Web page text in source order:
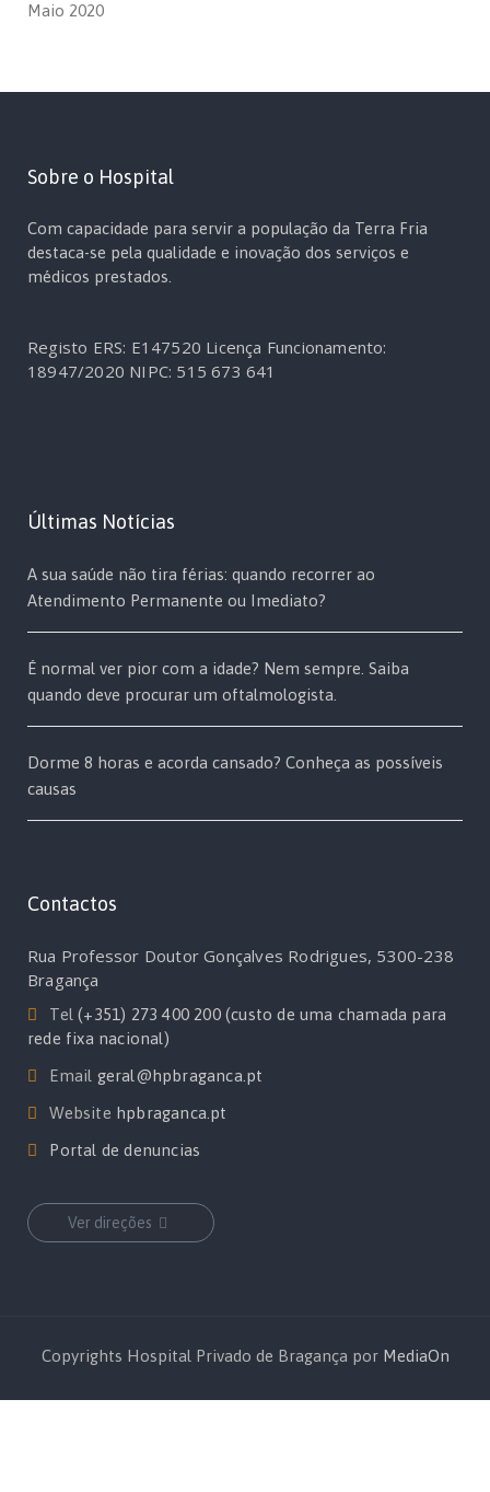
Maio 2020
Sobre o Hospital
Com capacidade para servir a população da Terra Fria
destaca-se pela qualidade e inovação dos serviços e
médicos prestados.
Registo ERS: E147520 Licença Funcionamento:
18947/2020 NIPC: 515 673 641
Últimas Notícias
A sua saúde não tira férias: quando recorrer ao
Atendimento Permanente ou Imediato?
É normal ver pior com a idade? Nem sempre. Saiba
quando deve procurar um oftalmologista.
Dorme 8 horas e acorda cansado? Conheça as possíveis
causas
Contactos
Rua Professor Doutor Gonçalves Rodrigues, 5300-238
Bragança
Tel(+351) 273 400 200 (custo de uma chamada para
rede fixa nacional)
Email geral@hpbraganca.pt
Website hpbraganca.pt
Portal de denuncias
Ver direções
Copyrights Hospital Privado de Bragança por MediaOn